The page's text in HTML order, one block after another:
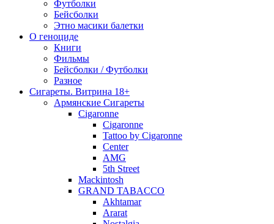
Футболки
Бейсболки
Этно масики балетки
О геноциде
Книги
Фильмы
Бейсболки / Футболки
Разное
Сигареты. Витрина 18+
Армянские Сигареты
Cigaronne
Cigaronne
Tattoo by Cigaronne
Center
AMG
5th Street
Mackintosh
GRAND TABACCO
Akhtamar
Ararat